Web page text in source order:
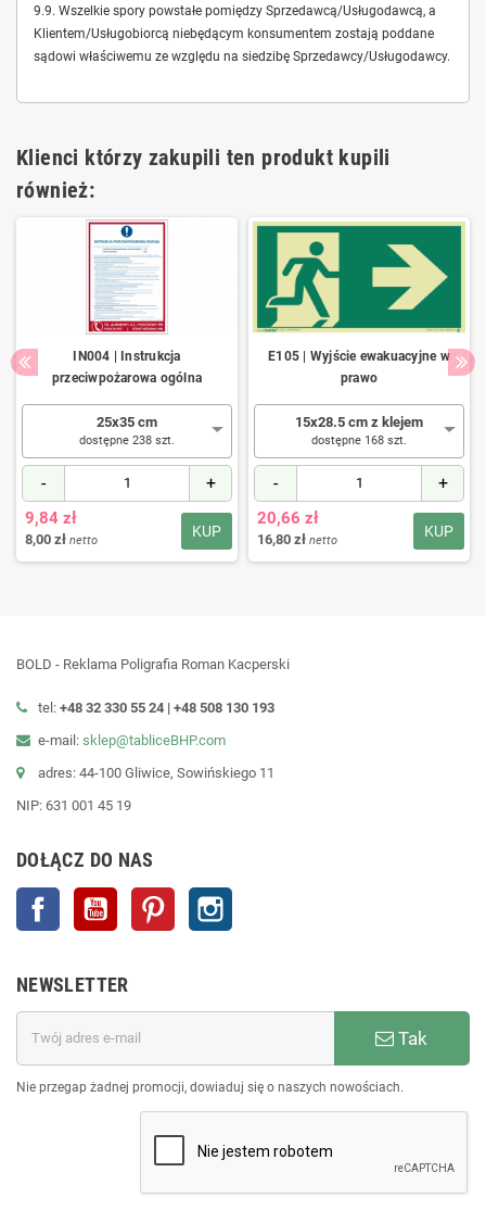
9.9. Wszelkie spory powstałe pomiędzy Sprzedawcą/Usługodawcą, a
Klientem/Usługobiorcą niebędącym konsumentem zostają poddane
sądowi właściwemu ze względu na siedzibę Sprzedawcy/Usługodawcy.
Klienci którzy zakupili ten produkt kupili
również:
IN004 | Instrukcja
przeciwpożarowa ogólna
25x35 cm
dostępne 238 szt.
- +
KUP
9,84 zł
8,00 zł netto
E105 | Wyjście ewakuacyjne w
prawo
15x28.5 cm z klejem
dostępne 168 szt.
- +
KUP
20,66 zł
16,80 zł netto
BOLD - Reklama Poligrafia Roman Kacperski
tel: +48 32 330 55 24 | +48 508 130 193
e-mail: sklep@tabliceBHP.com
adres: 44-100 Gliwice, Sowińskiego 11
NIP: 631 001 45 19
DOŁĄCZ DO NAS
Facebook YouTube Pinterest
NEWSLETTER
Tak
Nie przegap żadnej promocji, dowiaduj się o naszych nowościach.